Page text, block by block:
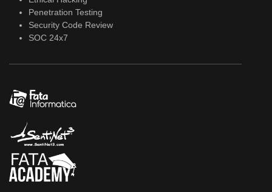
Penetration Testing
Security Code Review
SOC 24x7